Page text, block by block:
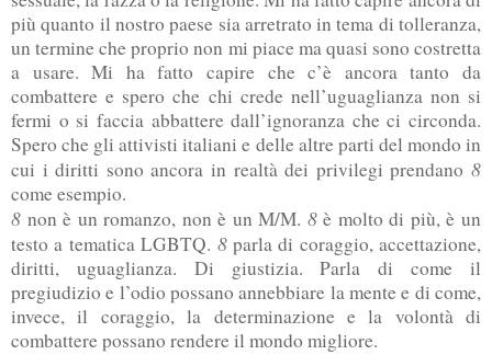
più quanto il nostro paese sia arretrato in tema di tolleranza,
un termine che proprio non mi piace ma quasi sono costretta
a usare. Mi ha fatto capire che c’è ancora tanto da
combattere e spero che chi crede nell’uguaglianza non si
fermi o si faccia abbattere dall’ignoranza che ci circonda.
Spero che gli attivisti italiani e delle altre parti del mondo in
cui i diritti sono ancora in realtà dei privilegi prendano 8
come esempio.
8 non è un romanzo, non è un M/M. 8è molto di più, è un
testo a tematica LGBTQ. 8parla di coraggio, accettazione,
diritti, uguaglianza. Di giustizia. Parla di come il
pregiudizio e l’odio possano annebbiare la mente e di come,
invece, il coraggio, la determinazione e la volontà di
combattere possano rendere il mondo migliore.